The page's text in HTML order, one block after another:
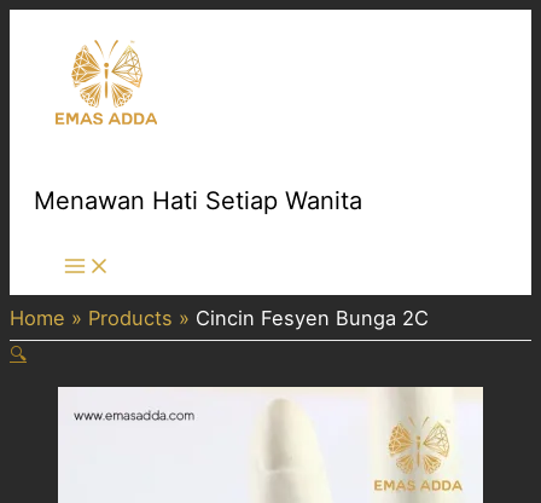
content
Menawan Hati Setiap Wanita
Main
Menu
Home Products Cincin Fesyen Bunga 2C
🔍